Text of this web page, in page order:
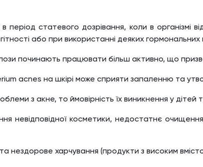
період статевого дозрівання, коли в організмі
або при використанні деяких гормональних
починають працювати більш активно, що
acnes на шкірі може сприяти запаленню та
з акне, то ймовірність їх виникнення у дітей
невідповідної косметики, недостатнє
нездорове харчування (продукти з високим